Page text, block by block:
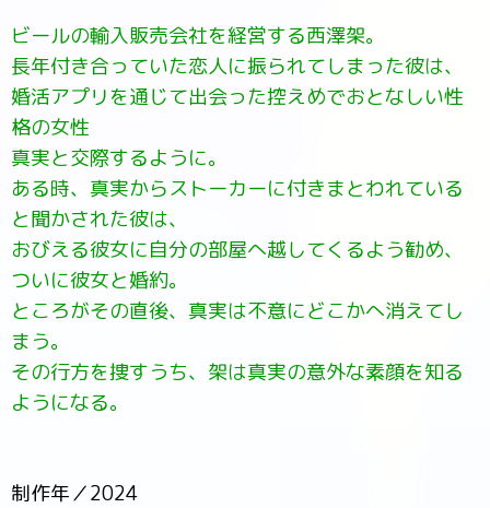
ビールの輸入販売会社を経営する西澤架。
長年付き合っていた恋人に振られてしまった彼は、
婚活アプリを通じて出会った控えめでおとなしい性
格の女性
真実と交際するように。
ある時、真実からストーカーに付きまとわれている
と聞かされた彼は、
おびえる彼女に自分の部屋へ越してくるよう勧め、
ついに彼女と婚約。
ところがその直後、真実は不意にどこかへ消えてし
まう。
その行方を捜すうち、架は真実の意外な素顔を知る
ようになる。
制作年／2024